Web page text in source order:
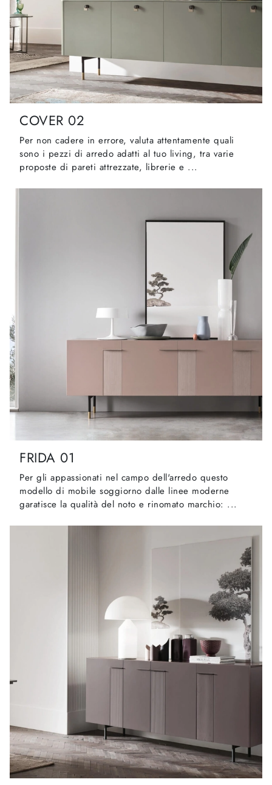
COVER 02
Per non cadere in errore, valuta attentamente quali
sono i pezzi di arredo adatti al tuo living, tra varie
proposte di pareti attrezzate, librerie e ...
FRIDA 01
Per gli appassionati nel campo dell'arredo questo
modello di mobile soggiorno dalle linee moderne
garatisce la qualità del noto e rinomato marchio: ...